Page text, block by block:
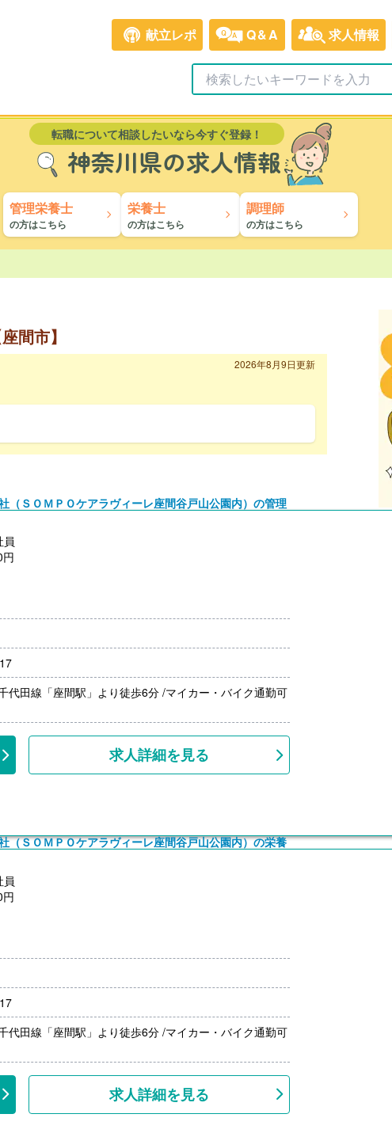
献立レポ Q&A 求人情報
転職について相談したいなら今すぐ登録！
神奈川県の求人情報
管理栄養士
の方はこちら
栄養士
の方はこちら
調理師
の方はこちら
間市】
2026年8月9日更新
（ＳＯＭＰＯケアラヴィーレ座間谷戸山公園内）の管理
員
円
円
給）
あり）
）※前年度実績
円/月）
給）
あり）
）※前年度実績
円/月）
代田線「座間駅」より徒歩6分 /マイカー・バイク通勤可
求人詳細を見る
（ＳＯＭＰＯケアラヴィーレ座間谷戸山公園内）の栄養
員
円
円
給）
あり）
）※前年度実績
円/月）
代田線「座間駅」より徒歩6分 /マイカー・バイク通勤可
求人詳細を見る